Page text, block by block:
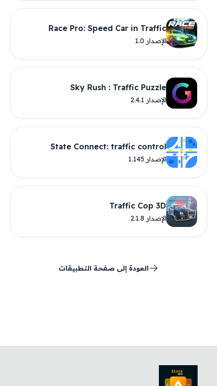
Race Pro: Speed Car in Traffic
الإصدار 1.0
Sky Rush : Traffic Puzzle
الإصدار 2.4.1
State Connect: traffic control
الإصدار 1.145
Traffic Cop 3D
الإصدار 2.1.8
العودة إلى صفحة التطبيقات